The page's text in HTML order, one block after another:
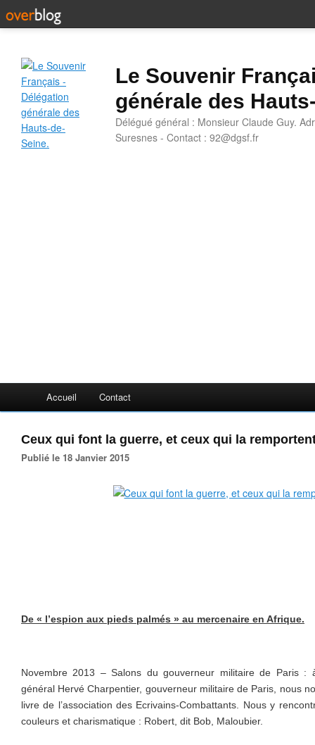
Le Souvenir
générale des
Délégué général : Monsieur Claude Guy.
Suresnes - Contact : 92@dgsf.fr
Accueil Contact
Ceux qui font la guerre, et ceux qui la
Publié le 18 Janvier 2015
De « l’espion aux pieds palmés » au mercenaire en Afrique.
Novembre 2013 – Salons du gouverneur militaire de Paris :
général Hervé Charpentier, gouverneur militaire de Paris, nous
livre de l’association des Ecrivains-Combattants. Nous y
couleurs et charismatique : Robert, dit Bob, Maloubier.